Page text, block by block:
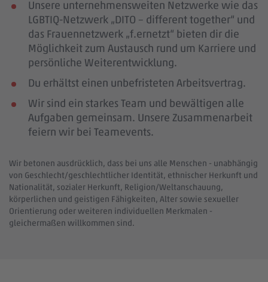
Unsere unternehmensweiten Netzwerke wie das
LGBTIQ-Netzwerk „DITO – different together“ und
das Frauennetzwerk „f.ernetzt“ bieten dir die
Möglichkeit zum Austausch rund um Karriere und
persönliche Weiterentwicklung.
Du erhältst einen unbefristeten Arbeitsvertrag.
Wir sind ein starkes Team und bewältigen alle
Aufgaben gemeinsam. Unsere Zusammenarbeit
feiern wir bei Teamevents.
Wir betonen ausdrücklich, dass bei uns alle Menschen - unabhängig
von Geschlecht/geschlechtlicher Identität, ethnischer Herkunft und
Nationalität, sozialer Herkunft, Religion/Weltanschauung,
körperlichen und geistigen Fähigkeiten, Alter sowie sexueller
Orientierung oder weiteren individuellen Merkmalen -
gleichermaßen willkommen sind.